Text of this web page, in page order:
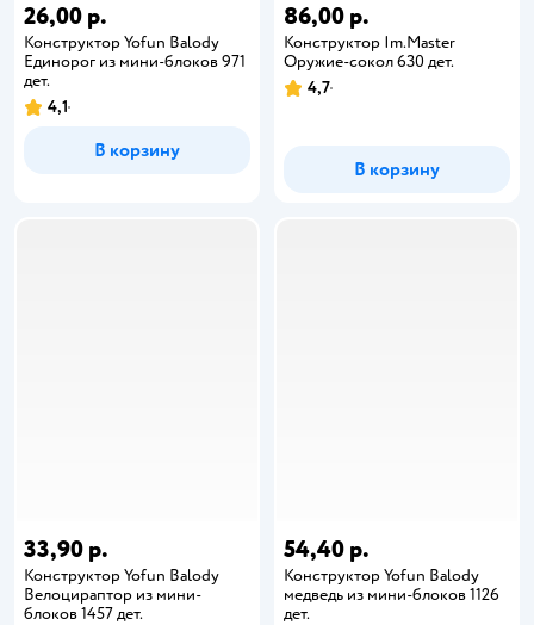
26,00 р.
Конструктор Yofun Balody
Единорог из мини-блоков 971
дет.
4,1
В корзину
86,00 р.
Конструктор Im.Master
Оружие-сокол 630 дет.
4,7
В корзину
33,90 р.
Конструктор Yofun Balody
Велоцираптор из мини-
блоков 1457 дет.
54,40 р.
Конструктор Yofun Balody
медведь из мини-блоков 1126
дет.